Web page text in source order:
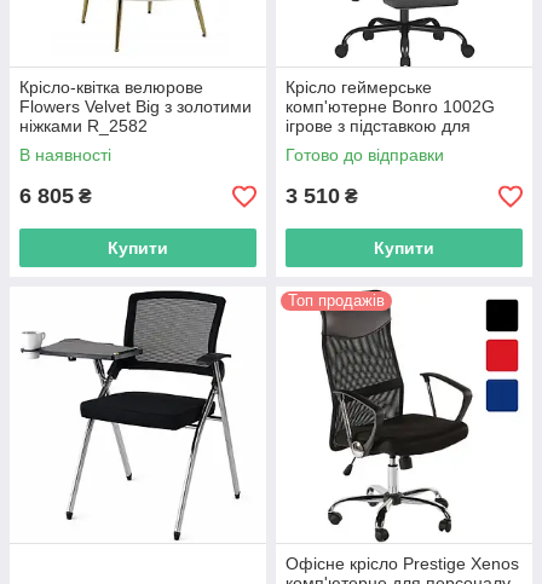
Крісло-квітка велюрове
Flowers Velvet Big з золотими
ніжками R_2582
В наявності
6 805 ₴
Купити
Крісло геймерське
комп'ютерне Bonro 1002G
ігрове з підставкою для
ніг R_2583
Готово до відправки
3 510 ₴
Купити
Топ продажів
Офісне крісло Prestige Xenos